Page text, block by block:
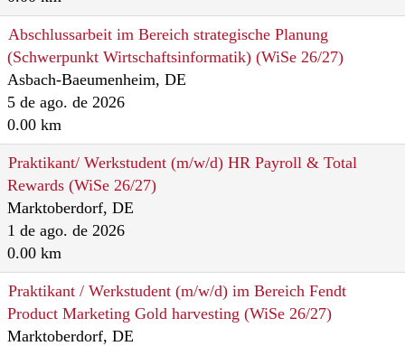
Abschlussarbeit im Bereich strategische Planung
(Schwerpunkt Wirtschaftsinformatik) (WiSe 26/27)
Asbach-Baeumenheim, DE
5 de ago. de 2026
0.00 km
Praktikant/ Werkstudent (m/w/d) HR Payroll & Total
Rewards (WiSe 26/27)
Marktoberdorf, DE
1 de ago. de 2026
0.00 km
Praktikant / Werkstudent (m/w/d) im Bereich Fendt
Product Marketing Gold harvesting (WiSe 26/27)
Marktoberdorf, DE